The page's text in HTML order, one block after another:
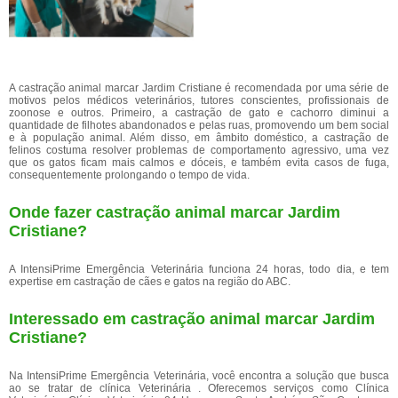
A castração animal marcar Jardim Cristiane é recomendada por uma série de
motivos pelos médicos veterinários, tutores conscientes, profissionais de
zoonose e outros. Primeiro, a castração de gato e cachorro diminui a
quantidade de filhotes abandonados e pelas ruas, promovendo um bem social
e à população animal. Além disso, em âmbito doméstico, a castração de
felinos costuma resolver problemas de comportamento agressivo, uma vez
que os gatos ficam mais calmos e dóceis, e também evita casos de fuga,
consequentemente prolongando o tempo de vida.
Onde fazer castração animal marcar Jardim
Cristiane?
A IntensiPrime Emergência Veterinária funciona 24 horas, todo dia, e tem
expertise em castração de cães e gatos na região do ABC.
Interessado em castração animal marcar Jardim
Cristiane?
Na IntensiPrime Emergência Veterinária, você encontra a solução que busca
ao se tratar de clínica Veterinária . Oferecemos serviços como Clínica